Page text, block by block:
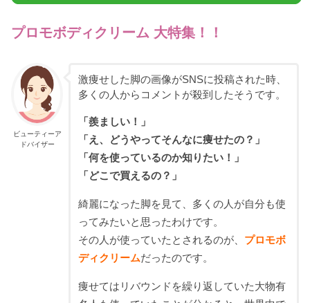
プロモボディクリーム 大特集！！
ビューティーア
ドバイザー
激痩せした脚の画像がSNSに投稿された時、
多くの人からコメントが殺到したそうです。
「羨ましい！」
「え、どうやってそんなに痩せたの？」
「何を使っているのか知りたい！」
「どこで買えるの？」
綺麗になった脚を見て、多くの人が自分も使
ってみたいと思ったわけです。
その人が使っていたとされるのが、 プロモボ
ディクリームだったのです。
痩せてはリバウンドを繰り返していた大物有